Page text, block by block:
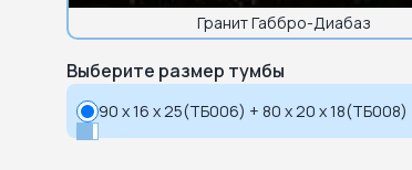
Гранит Габбро-Диабаз
Выберите размер тумбы
90 x 16 x 25(ТБ006) + 80 x 20 x 18(ТБ008)